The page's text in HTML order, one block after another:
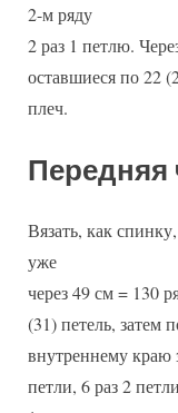
2-м ряду
2 раз 1 петлю.
оставшиеся по 22
плеч.
Передняя
Вязать, как
уже
через 49 см = 130
(31) петель, затем
внутреннему краю
петли, 6 раз 2